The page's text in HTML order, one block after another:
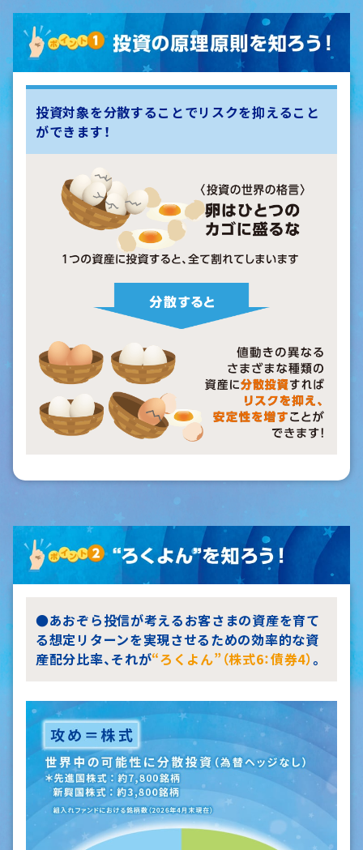
投資対象を分散することでリスクを抑えること
ができます！
●あおぞら投信が考えるお客さまの資産を育て
る想定リターンを実現させるための効率的な資
産配分比率、それが“ろくよん”（株式6：債券4）。